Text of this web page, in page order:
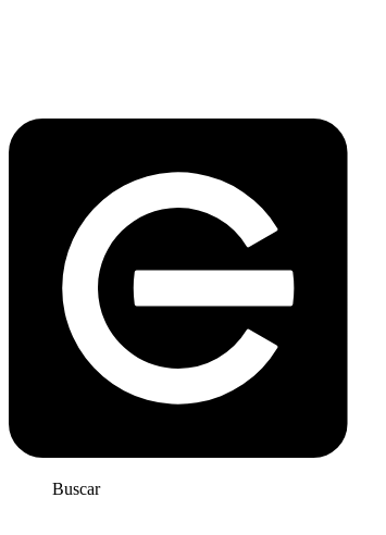
Buscar